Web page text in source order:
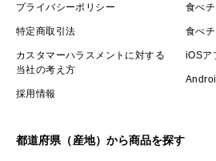
プライバシーポリシー
特定商取引法
カスタマーハラスメントに対する
当社の考え方
採用情報
食べ
食べ
iOSア
都道府県（産地）から商品を探す